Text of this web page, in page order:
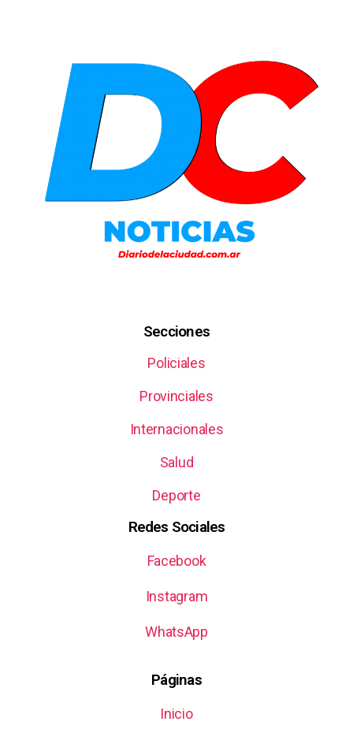
Secciones
Policiales
Provinciales
Internacionales
Salud
Deporte
Redes Sociales
Facebook
Instagram
WhatsApp
Páginas
Inicio